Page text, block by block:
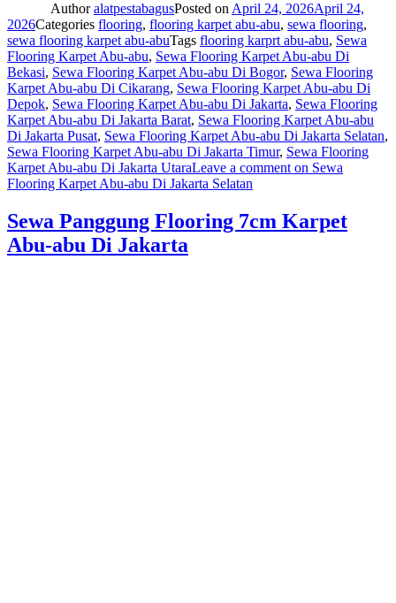
AuthoralatpestabagusPosted onApril 24, 2026April 24,
2026Categories flooring, flooring karpet abu-abu, sewa flooring,
sewa flooring karpet abu-abuTags flooring karprt abu-abu, Sewa
Flooring Karpet Abu-abu, Sewa Flooring Karpet Abu-abu Di
Bekasi, Sewa Flooring Karpet Abu-abu Di Bogor, Sewa Flooring
Karpet Abu-abu Di Cikarang, Sewa Flooring Karpet Abu-abu Di
Depok, Sewa Flooring Karpet Abu-abu Di Jakarta, Sewa Flooring
Karpet Abu-abu Di Jakarta Barat, Sewa Flooring Karpet Abu-abu
Di Jakarta Pusat, Sewa Flooring Karpet Abu-abu Di Jakarta Selatan,
Sewa Flooring Karpet Abu-abu Di Jakarta Timur, Sewa Flooring
Karpet Abu-abu Di Jakarta UtaraLeave a commenton Sewa
Flooring Karpet Abu-abu Di Jakarta Selatan
Sewa Panggung Flooring 7cm Karpet
Abu-abu Di Jakarta